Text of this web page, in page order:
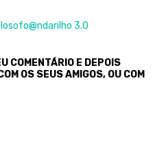
3.0
COMENTÁRIO E DEPOIS
OS SEUS AMIGOS, OU COM